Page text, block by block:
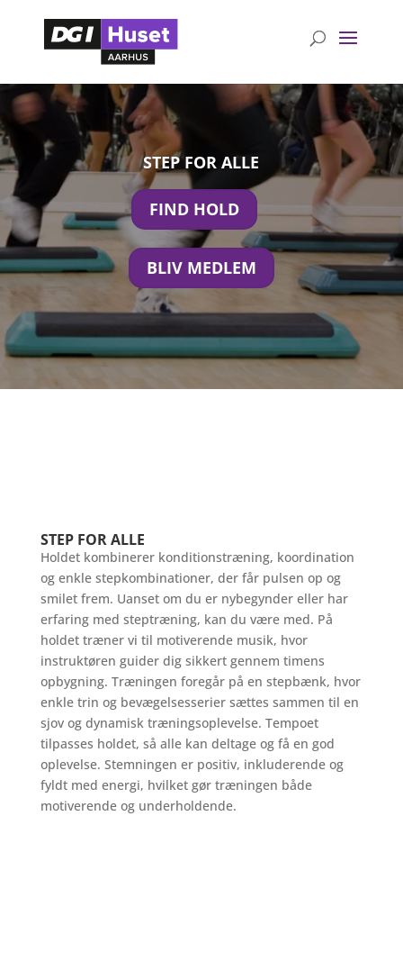
STEP FOR ALLE
FIND HOLD
BLIV MEDLEM
STEP FOR ALLE
Holdet kombinerer konditionstræning, koordination
og enkle stepkombinationer, der får pulsen op og
smilet frem. Uanset om du er nybegynder eller har
erfaring med steptræning, kan du være med. På
holdet træner vi til motiverende musik, hvor
instruktøren guider dig sikkert gennem timens
opbygning. Træningen foregår på en stepbænk, hvor
enkle trin og bevægelsesserier sættes sammen til en
sjov og dynamisk træningsoplevelse. Tempoet
tilpasses holdet, så alle kan deltage og få en god
oplevelse. Stemningen er positiv, inkluderende og
fyldt med energi, hvilket gør træningen både
motiverende og underholdende.